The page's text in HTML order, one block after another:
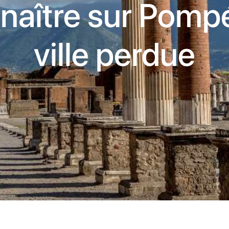
sur
ville perdue